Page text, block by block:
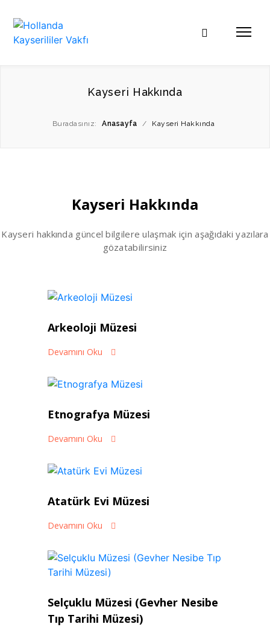
Kayseri Hakkında
Buradasınız: Anasayfa / Kayseri Hakkında
Kayseri Hakkında
Kayseri hakkında güncel bilgilere ulaşmak için aşağıdaki yazılara
gözatabilirsiniz
Arkeoloji Müzesi
Devamını Oku
Etnografya Müzesi
Devamını Oku
Atatürk Evi Müzesi
Devamını Oku
Selçuklu Müzesi (Gevher Nesibe
Tıp Tarihi Müzesi)